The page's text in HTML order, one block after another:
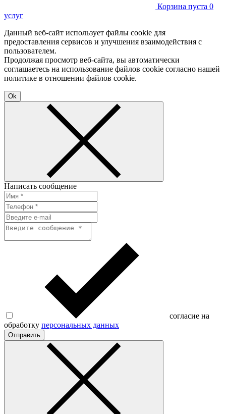
Корзина пуста 0
услуг
Данный веб-сайт использует файлы cookie для
предоставления сервисов и улучшения взаимодействия с
пользователем.
Продолжая просмотр веб-сайта, вы автоматически
соглашаетесь на использование файлов cookie согласно нашей
политике в отношении файлов cookie.
Ok
Написать сообщение
согласие на
обработку персональных данных
Отправить